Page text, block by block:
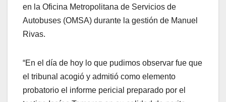
en la Oficina Metropolitana de Servicios de
Autobuses (OMSA) durante la gestión de Manuel
Rivas.
“En el día de hoy lo que pudimos observar fue que
el tribunal acogió y admitió como elemento
probatorio el informe pericial preparado por el